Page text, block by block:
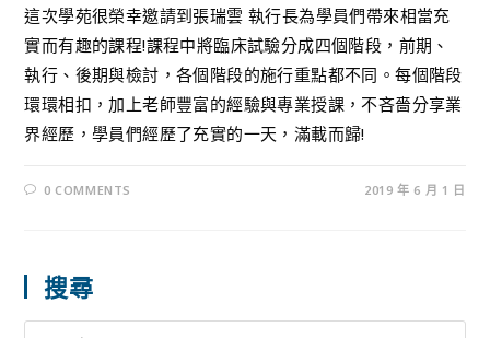
這次學苑很榮幸邀請到張瑞雲 執行長為學員們帶來相當充
實而有趣的課程!課程中將臨床試驗分成四個階段，前期、
執行、後期與檢討，各個階段的施行重點都不同。每個階段
環環相扣，加上老師豐富的經驗與專業授課，不吝嗇分享業
界經歷，學員們經歷了充實的一天，滿載而歸!
0 COMMENTS 2019 年 6 月 1 日
搜尋